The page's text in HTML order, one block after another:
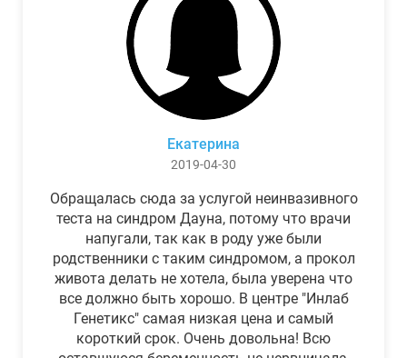
Екатерина
2019-04-30
Обращалась сюда за услугой неинвазивного
теста на синдром Дауна, потому что врачи
напугали, так как в роду уже были
родственники с таким синдромом, а прокол
живота делать не хотела, была уверена что
все должно быть хорошо. В центре "Инлаб
Генетикс" самая низкая цена и самый
короткий срок. Очень довольна! Всю